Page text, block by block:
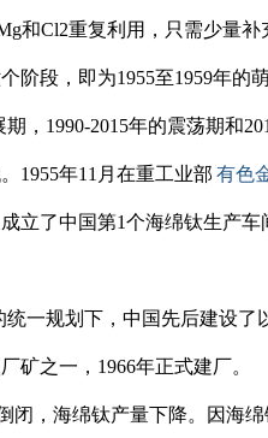
Cl2重复利用，只需少量补
段，即为1955至1959年的萌
，1990-2015年的震荡期和
年11月在重工业部 有色
立了中国第1个海绵钛生产
一规划下，中国先后建设了
矿之一，1966年正式建厂。
闭，海绵钛产量下降。因海